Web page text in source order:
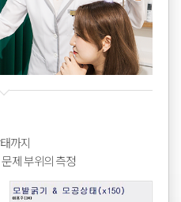
까지
제 부위의 측정